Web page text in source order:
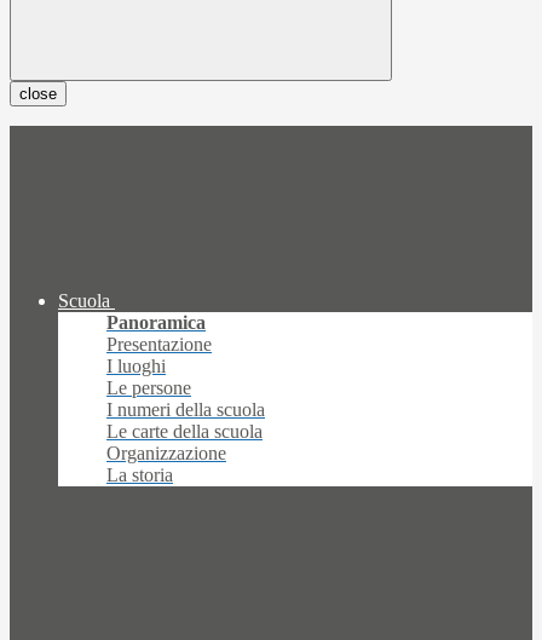
close
Scuola
Panoramica
Presentazione
I luoghi
Le persone
I numeri della scuola
Le carte della scuola
Organizzazione
La storia